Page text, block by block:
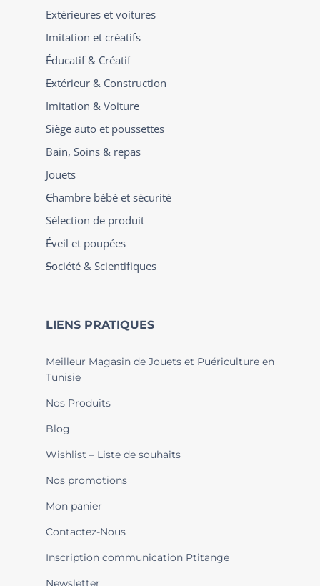
Extérieures et voitures
Imitation et créatifs
Éducatif & Créatif
Extérieur & Construction
Imitation & Voiture
Siège auto et poussettes
Bain, Soins & repas
Jouets
Chambre bébé et sécurité
Sélection de produit
Éveil et poupées
Société & Scientifiques
LIENS PRATIQUES
Meilleur Magasin de Jouets et Puériculture en
Tunisie
Nos Produits
Blog
Wishlist – Liste de souhaits
Nos promotions
Mon panier
Contactez-Nous
Inscription communication Ptitange
Newsletter